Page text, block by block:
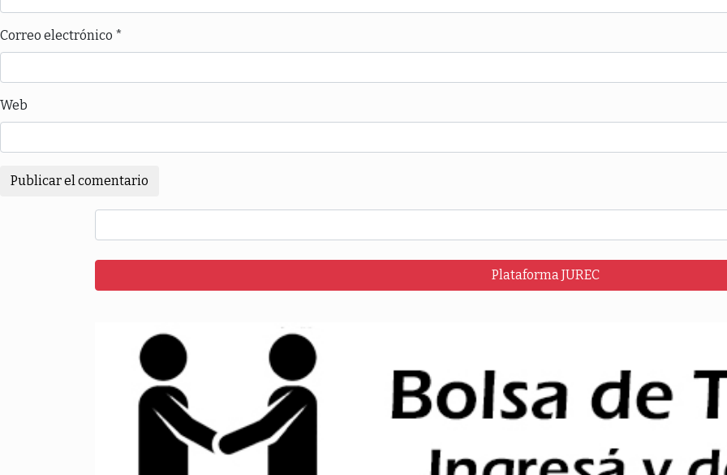
Correo electrónico *
Web
Plataforma JUREC